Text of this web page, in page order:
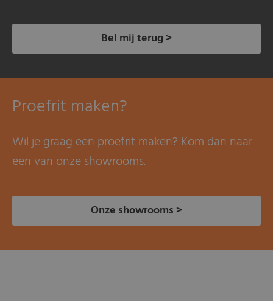
Bel mij terug >
Proefrit maken?
Wil je graag een proefrit maken? Kom dan naar
een van onze showrooms.
Onze showrooms >